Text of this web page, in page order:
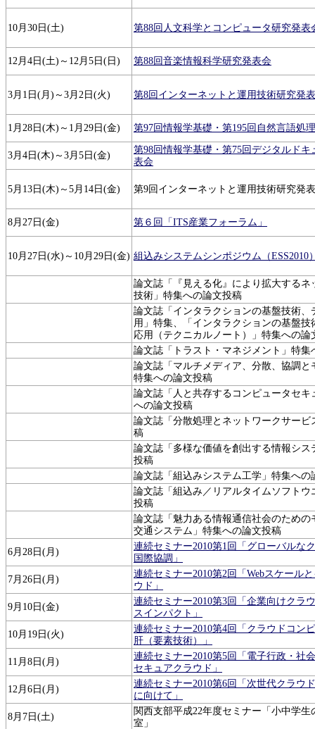
10月30日(土) 第88回人文科学とコンピュータ研究発表
12月4日(土)～12月5日(日) 第88回音楽情報科学研究発表会
3月1日(月)～3月2日(火) 第8回インターネットと運用技術研究発
1月28日(木)～1月29日(金) 第97回情報学基礎・第195回自然言語処
3月4日(木)～3月5日(金)
第98回情報学基礎・第75回デジタルド
表会
5月13日(木)～5月14日(金) 第9回インターネットと運用技術研究発
8月27日(金) 第６回「ITS産業フォーラム」
10月27日(水)～10月29日(金) 組込みシステムシンポジウム（ESS2010
論文誌「『見える化』により拡大するネ
技術」特集への論文投稿
論文誌「インタラクションの基盤技術、
用」特集、「インタラクションの基盤技
応用（テクニカルノート）」特集への論
論文誌「トラスト・マネジメント」特集
論文誌「マルチメディア、分散、協調と
特集への論文投稿
論文誌「人と共存するコンピュータセキ
への論文投稿
論文誌「分散処理とネットワークサービ
稿
論文誌「多様な価値を創出する情報シス
投稿
論文誌「組込みシステム工学」特集への
論文誌「組込み／リアルタイムソフトウ
投稿
論文誌「魅力ある情報通信社会のための
交通システム」特集への論文投稿
6月28日(月)
連続セミナー2010第1回「グローバルな
国際協調」
7月26日(月)
連続セミナー2010第2回「Webスケール
ウド」
9月10日(金)
連続セミナー2010第3回「企業向けクラ
スインパクト」
10月19日(火)
連続セミナー2010第4回「クラウドコン
肝（要素技術）」
11月8日(月)
連続セミナー2010第5回「電子行政・社
セキュアクラウド」
12月6日(月)
連続セミナー2010第6回「次世代クラウ
に向けて」
8月7日(土)
関西支部平成22年度セミナー「小中学生
室」